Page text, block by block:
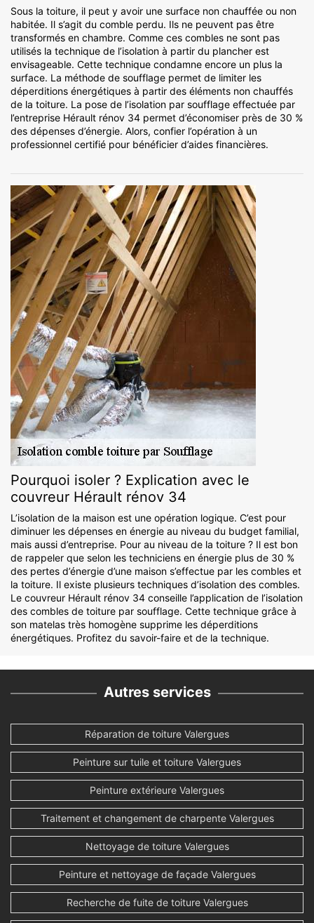
Sous la toiture, il peut y avoir une surface non chauffée ou non
habitée. Il s’agit du comble perdu. Ils ne peuvent pas être
transformés en chambre. Comme ces combles ne sont pas
utilisés la technique de l’isolation à partir du plancher est
envisageable. Cette technique condamne encore un plus la
surface. La méthode de soufflage permet de limiter les
déperditions énergétiques à partir des éléments non chauffés
de la toiture. La pose de l’isolation par soufflage effectuée par
l’entreprise Hérault rénov 34 permet d’économiser près de 30 %
des dépenses d’énergie. Alors, confier l’opération à un
professionnel certifié pour bénéficier d’aides financières.
Pourquoi isoler ? Explication avec le
couvreur Hérault rénov 34
L’isolation de la maison est une opération logique. C’est pour
diminuer les dépenses en énergie au niveau du budget familial,
mais aussi d’entreprise. Pour au niveau de la toiture ? Il est bon
de rappeler que selon les techniciens en énergie plus de 30 %
des pertes d’énergie d’une maison s’effectue par les combles et
la toiture. Il existe plusieurs techniques d’isolation des combles.
Le couvreur Hérault rénov 34 conseille l’application de l’isolation
des combles de toiture par soufflage. Cette technique grâce à
son matelas très homogène supprime les déperditions
énergétiques. Profitez du savoir-faire et de la technique.
Autres services
Réparation de toiture Valergues
Peinture sur tuile et toiture Valergues
Peinture extérieure Valergues
Traitement et changement de charpente Valergues
Nettoyage de toiture Valergues
Peinture et nettoyage de façade Valergues
Recherche de fuite de toiture Valergues